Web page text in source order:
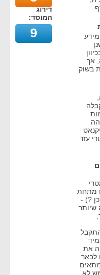
אך
בשוק
עזר
מתחת
?) -
שיותר
את
לבאר
לא
דירוג
המוסד:
9